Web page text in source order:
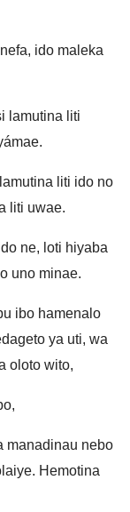
ido maleka
lamutina liti
liti ido no
liti uwae.
ne, loti hiyaba
uno minae.
ibo hamenalo
ya uti, wa
oloto wito,
manadinau nebo
Hemotina